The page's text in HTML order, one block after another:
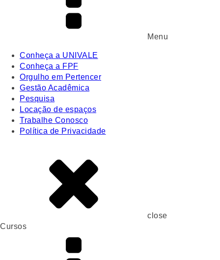
Menu
Conheça a UNIVALE
Conheça a FPF
Orgulho em Pertencer
Gestão Acadêmica
Pesquisa
Locação de espaços
Trabalhe Conosco
Política de Privacidade
close
Cursos